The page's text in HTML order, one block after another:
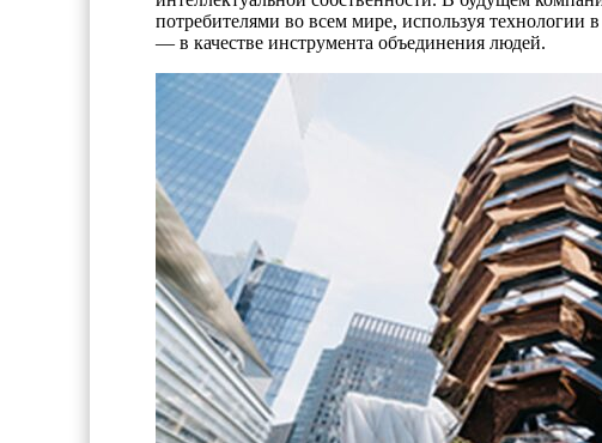
потребителями во всем мире, используя технологии
— в качестве инструмента объединения людей.